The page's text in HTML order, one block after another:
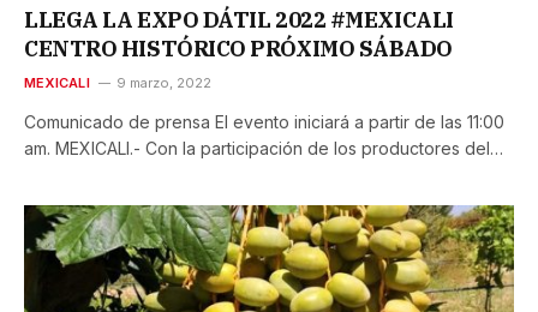
LLEGA LA EXPO DÁTIL 2022 #MEXICALI
CENTRO HISTÓRICO PRÓXIMO SÁBADO
MEXICALI 9 marzo, 2022
Comunicado de prensa El evento iniciará a partir de las 11:00
am. MEXICALI.- Con la participación de los productores del…